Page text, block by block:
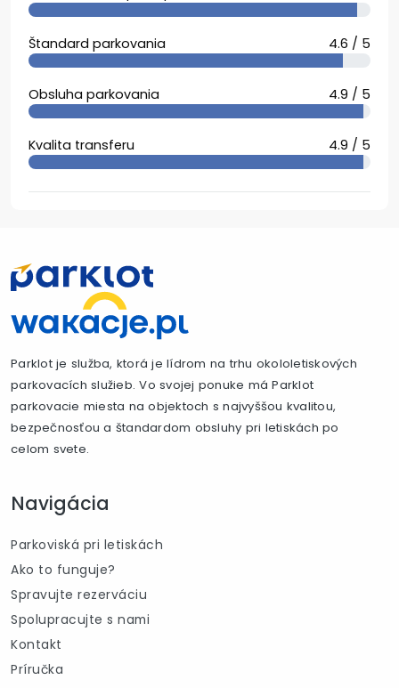
Štandard parkovania 4.6 / 5
Obsluha parkovania 4.9 / 5
Kvalita transferu 4.9 / 5
Parklot je služba, ktorá je lídrom na trhu okololetiskových
parkovacích služieb. Vo svojej ponuke má Parklot
parkovacie miesta na objektoch s najvyššou kvalitou,
bezpečnosťou a štandardom obsluhy pri letiskách po
celom svete.
Navigácia
Parkoviská pri letiskách
Ako to funguje?
Spravujte rezerváciu
Spolupracujte s nami
Kontakt
Príručka